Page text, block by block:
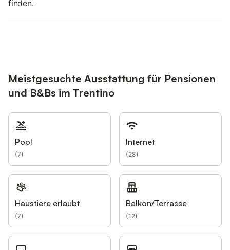
finden.
Meistgesuchte Ausstattung für Pensionen
und B&Bs im Trentino
Pool
(7)
Internet
(28)
Haustiere erlaubt
(7)
Balkon/Terrasse
(12)